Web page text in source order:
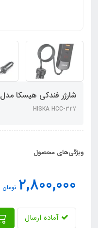
شارژر فندکی هیسکا مدل HCC-327
HISKA HCC-327
ویژگی‌های محصول
2,800,000 تومان
آماده ارسال